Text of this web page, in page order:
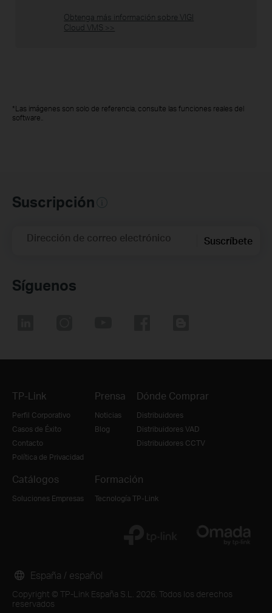
Obtenga más información sobre VIGI
Cloud VMS >>
*Las imágenes son solo de referencia, consulte las funciones reales del
software..
Suscripción
Dirección de correo electrónico Suscríbete
Síguenos
TP-Link
Perfil Corporativo
Casos de Éxito
Contacto
Política de Privacidad
Prensa
Noticias
Blog
Dónde Comprar
Distribuidores
Distribuidores VAD
Distribuidores CCTV
Catálogos
Soluciones Empresas
Formación
Tecnología TP-Link
Copyright © TP-Link España S.L. 2026. Todos los derechos
reservados
España / español